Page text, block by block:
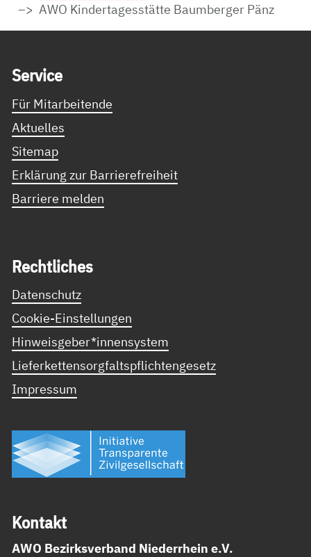
AWO Kindertagesstätte Baumberger Pänz
Ser­vice
Für Mitarbeitende
Aktuelles
Sitemap
Erklärung zur Barrierefreiheit
Barriere melden
Recht­li­ches
Datenschutz
Cookie-Einstellungen
Hinweisgeber*innensystem
Lieferkettensorgfaltspflichtengesetz
Impressum
Kon­takt
AWO Bezirksverband Niederrhein e.V.